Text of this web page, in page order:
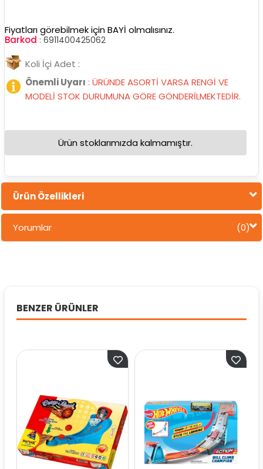
Fiyatları görebilmek için BAYİ olmalısınız.
Barkod : 6911400425062
Koli İçi Adet :
Önemli Uyarı : ÜRÜNDE ASORTİ VARSA RENGİ VE
MODELİ STOK DURUMUNA GÖRE GÖNDERİLMEKTEDİR.
Ürün stoklarımızda kalmamıştır.
Ürün Özellikleri
Yorumlar (0)
BENZER ÜRÜNLER